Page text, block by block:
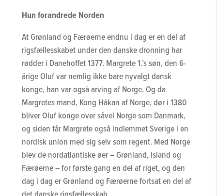
Hun forandrede Norden
At Grønland og Færøerne endnu i dag er en del af
rigsfællesskabet under den danske dronning har
rødder i Danehoffet 1377. Margrete 1.’s søn, den 6-
årige Oluf var nemlig ikke bare nyvalgt dansk
konge, han var også arving af Norge. Og da
Margretes mand, Kong Håkan af Norge, dør i 1380
bliver Oluf konge over såvel Norge som Danmark,
og siden får Margrete også indlemmet Sverige i en
nordisk union med sig selv som regent. Med Norge
blev de nordatlantiske øer – Grønland, Island og
Færøerne – for første gang en del af riget, og den
dag i dag er Grønland og Færøerne fortsat en del af